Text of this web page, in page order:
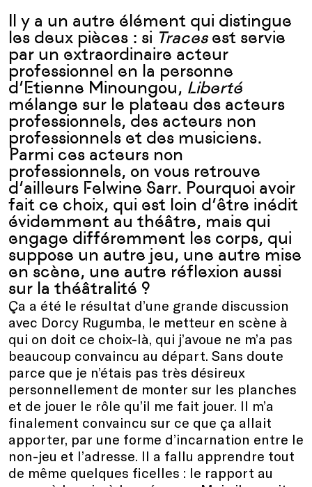
Il y a un autre élément qui distingue
les deux pièces : si Tracesest servie
par un extraordinaire acteur
professionnel en la personne
d’Etienne Minoungou, Liberté
mélange sur le plateau des acteurs
professionnels, des acteurs non
professionnels et des musiciens.
Parmi ces acteurs non
professionnels, on vous retrouve
d’ailleurs Felwine Sarr. Pourquoi avoir
fait ce choix, qui est loin d’être inédit
évidemment au théâtre, mais qui
engage différemment les corps, qui
suppose un autre jeu, une autre mise
en scène, une autre réflexion aussi
sur la théâtralité ?
Ça a été le résultat d’une grande discussion
avec Dorcy Rugumba, le metteur en scène à
qui on doit ce choix-là, qui j’avoue ne m’a pas
beaucoup convaincu au départ. Sans doute
parce que je n’étais pas très désireux
personnellement de monter sur les planches
et de jouer le rôle qu’il me fait jouer. Il m’a
finalement convaincu sur ce que ça allait
apporter, par une forme d’incarnation entre le
non-jeu et l’adresse. Il a fallu apprendre tout
de même quelques ficelles : le rapport au